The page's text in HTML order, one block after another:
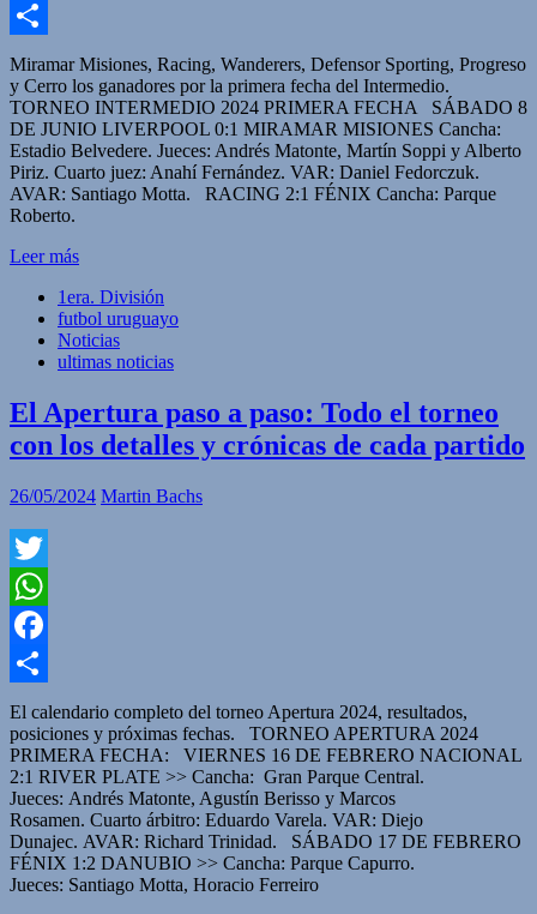
Facebook
Compartir
Miramar Misiones, Racing, Wanderers, Defensor Sporting, Progreso
y Cerro los ganadores por la primera fecha del Intermedio.
TORNEO INTERMEDIO 2024 PRIMERA FECHA SÁBADO 8
DE JUNIO LIVERPOOL 0:1 MIRAMAR MISIONES Cancha:
Estadio Belvedere. Jueces: Andrés Matonte, Martín Soppi y Alberto
Piriz. Cuarto juez: Anahí Fernández. VAR: Daniel Fedorczuk.
AVAR: Santiago Motta. RACING 2:1 FÉNIX Cancha: Parque
Roberto.
Leer más
1era. División
futbol uruguayo
Noticias
ultimas noticias
El Apertura paso a paso: Todo el torneo
con los detalles y crónicas de cada partido
26/05/2024 Martin Bachs
Twitter
WhatsApp
Facebook
Compartir
El calendario completo del torneo Apertura 2024, resultados,
posiciones y próximas fechas. TORNEO APERTURA 2024
PRIMERA FECHA: VIERNES 16 DE FEBRERO NACIONAL
2:1 RIVER PLATE >> Cancha: Gran Parque Central.
Jueces: Andrés Matonte, Agustín Berisso y Marcos
Rosamen. Cuarto árbitro: Eduardo Varela. VAR: Diejo
Dunajec. AVAR: Richard Trinidad. SÁBADO 17 DE FEBRERO
FÉNIX 1:2 DANUBIO >> Cancha: Parque Capurro.
Jueces: Santiago Motta, Horacio Ferreiro